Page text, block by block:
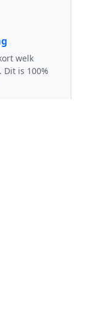
welk
is 100%